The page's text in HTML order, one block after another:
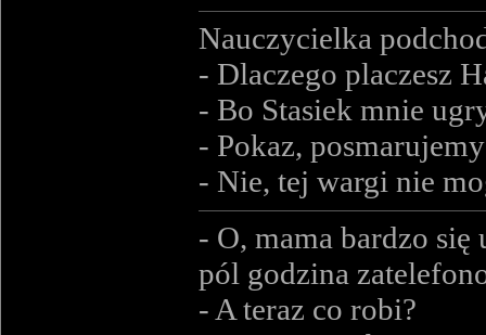
Nauczycielka
- Dlaczego placzesz
- Bo Stasiek mnie
- Pokaz,
- Nie, tej wargi nie
- O, mama bardzo się
pól godzina
- A teraz co robi?